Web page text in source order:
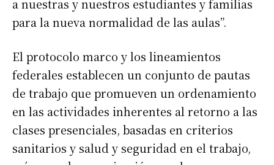
a nuestras y nuestros estudiantes y familias
para la nueva normalidad de las aulas”.
El protocolo marco y los lineamientos
federales establecen un conjunto de pautas
de trabajo que promueven un ordenamiento
en las actividades inherentes al retorno a las
clases presenciales, basadas en criterios
sanitarios y salud y seguridad en el trabajo,